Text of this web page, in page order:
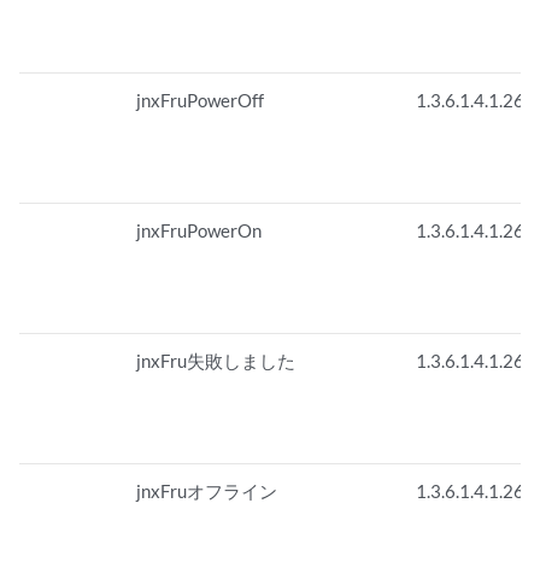
jnxFruPowerOff
jnxFruPowerOn
jnxFru失敗しました
jnxFruオフライン